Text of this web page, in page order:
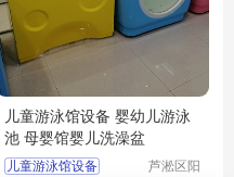
儿童游泳馆设备 婴幼儿游泳
池 母婴馆婴儿洗澡盆
儿童游泳馆设备
芦淞区阳